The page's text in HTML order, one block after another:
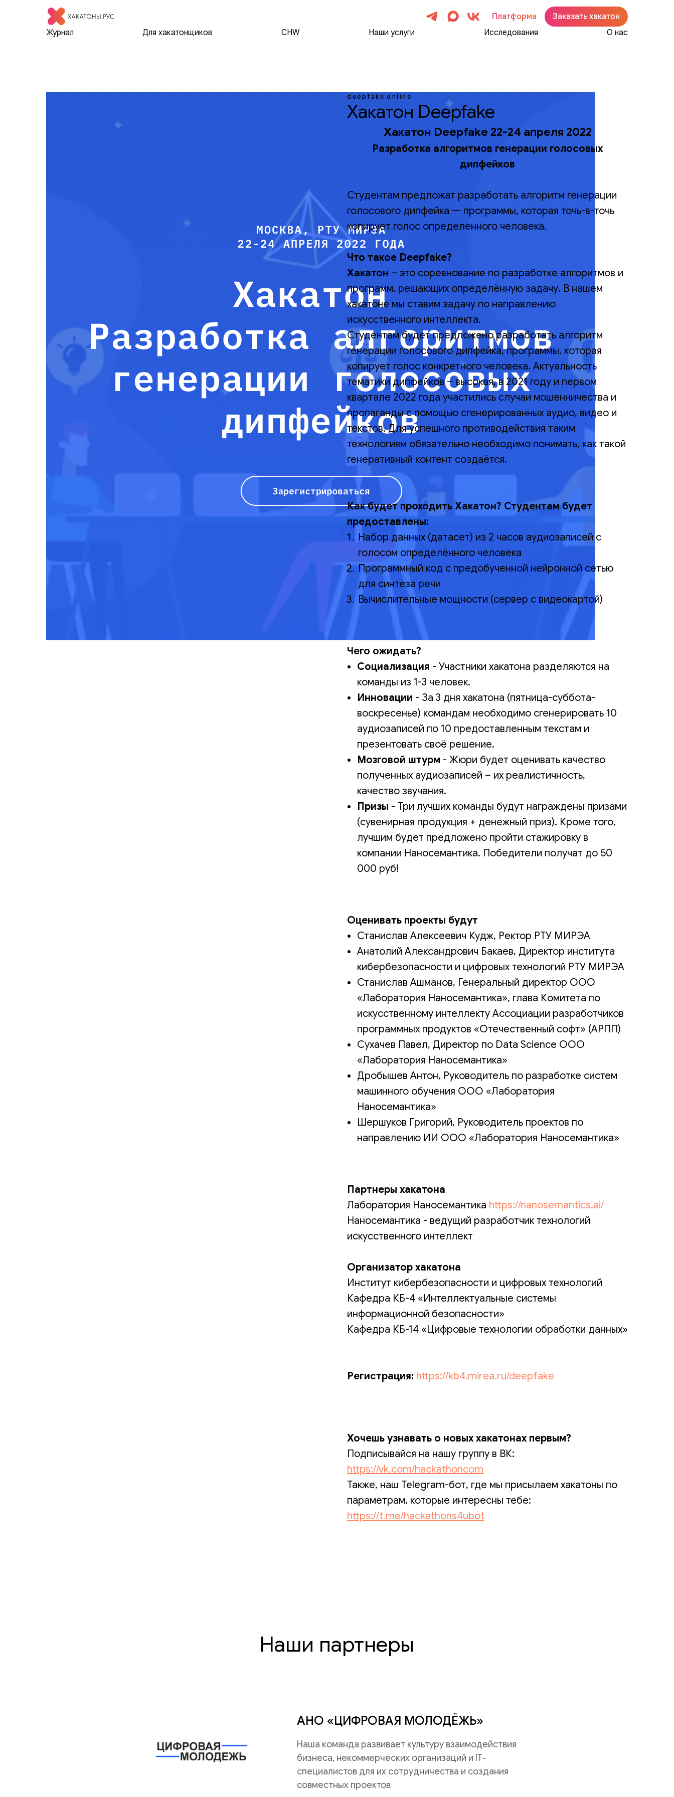
Платформа
Заказать хакатон
Журнал
Для хакатонщиков CHW Наши услуги Исследования О нас
deepfake online
Хакатон Deepfake
Хакатон Deepfake 22-24 апреля 2022
Разработка алгоритмов генерации голосовых
дипфейков
Студентам предложат разработать алгоритм генерации
голосового дипфейка — программы, которая точь-в-точь
копирует голос определенного человека.
Что такое Deepfake?
Хакатон – это соревнование по разработке алгоритмов и
программ, решающих определённую задачу. В нашем
хакатоне мы ставим задачу по направлению
искусственного интеллекта.
Студентам будет предложено разработать алгоритм
генерации голосового дипфейка, программы, которая
копирует голос конкретного человека. Актуальность
тематики дипфейков – высокая, в 2021 году и первом
квартале 2022 года участились случаи мошенничества и
пропаганды с помощью сгенерированных аудио, видео и
текстов. Для успешного противодействия таким
технологиям обязательно необходимо понимать, как такой
генеративный контент создаётся.
Как будет проходить Хакатон? Студентам будет
предоставлены:
Набор данных (датасет) из 2 часов аудиозаписей с
голосом определённого человека
Программный код с предобученной нейронной сетью
для синтеза речи
Вычислительные мощности (сервер с видеокартой)
Чего ожидать?
Социализация - Участники хакатона разделяются на
команды из 1-3 человек.
Инновации - За 3 дня хакатона (пятница-суббота-
воскресенье) командам необходимо сгенерировать 10
аудиозаписей по 10 предоставленным текстам и
презентовать своё решение.
Мозговой штурм - Жюри будет оценивать качество
полученных аудиозаписей – их реалистичность,
качество звучания.
Призы - Три лучших команды будут награждены призами
(сувенирная продукция + денежный приз). Кроме того,
лучшим будет предложено пройти стажировку в
компании Наносемантика. Победители получат до 50
000 руб!
Оценивать проекты будут
Станислав Алексеевич Кудж, Ректор РТУ МИРЭА
Анатолий Александрович Бакаев, Директор института
кибербезопасности и цифровых технологий РТУ МИРЭА
Станислав Ашманов, Генеральный директор ООО
«Лаборатория Наносемантика», глава Комитета по
искусственному интеллекту Ассоциации разработчиков
программных продуктов «Отечественный софт» (АРПП)
Сухачев Павел, Директор по Data Science ООО
«Лаборатория Наносемантика»
Дробышев Антон, Руководитель по разработке систем
машинного обучения ООО «Лаборатория
Наносемантика»
Шершуков Григорий, Руководитель проектов по
направлению ИИ ООО «Лаборатория Наносемантика»
Партнеры хакатона
Лаборатория Наносемантика https://nanosemantics.ai/
Наносемантика - ведущий разработчик технологий
искусственного интеллект
Организатор хакатона
Институт кибербезопасности и цифровых технологий
Кафедра КБ-4 «Интеллектуальные системы
информационной безопасности»
Кафедра КБ-14 «Цифровые технологии обработки данных»
Регистрация: https://kb4.mirea.ru/deepfake
Хочешь узнавать о новых хакатонах первым?
Подписывайся на нашу группу в ВК:
https://vk.com/hackathoncom
Также, наш Telegram-бот, где мы присылаем хакатоны по
параметрам, которые интересны тебе:
https://t.me/hackathons4ubot
Наши партнеры
АНО «ЦИФРОВАЯ МОЛОДЁЖЬ»
Наша команда развивает культуру взаимодействия
бизнеса, некоммерческих организаций и IT-
специалистов для их сотрудничества и создания
совместных проектов